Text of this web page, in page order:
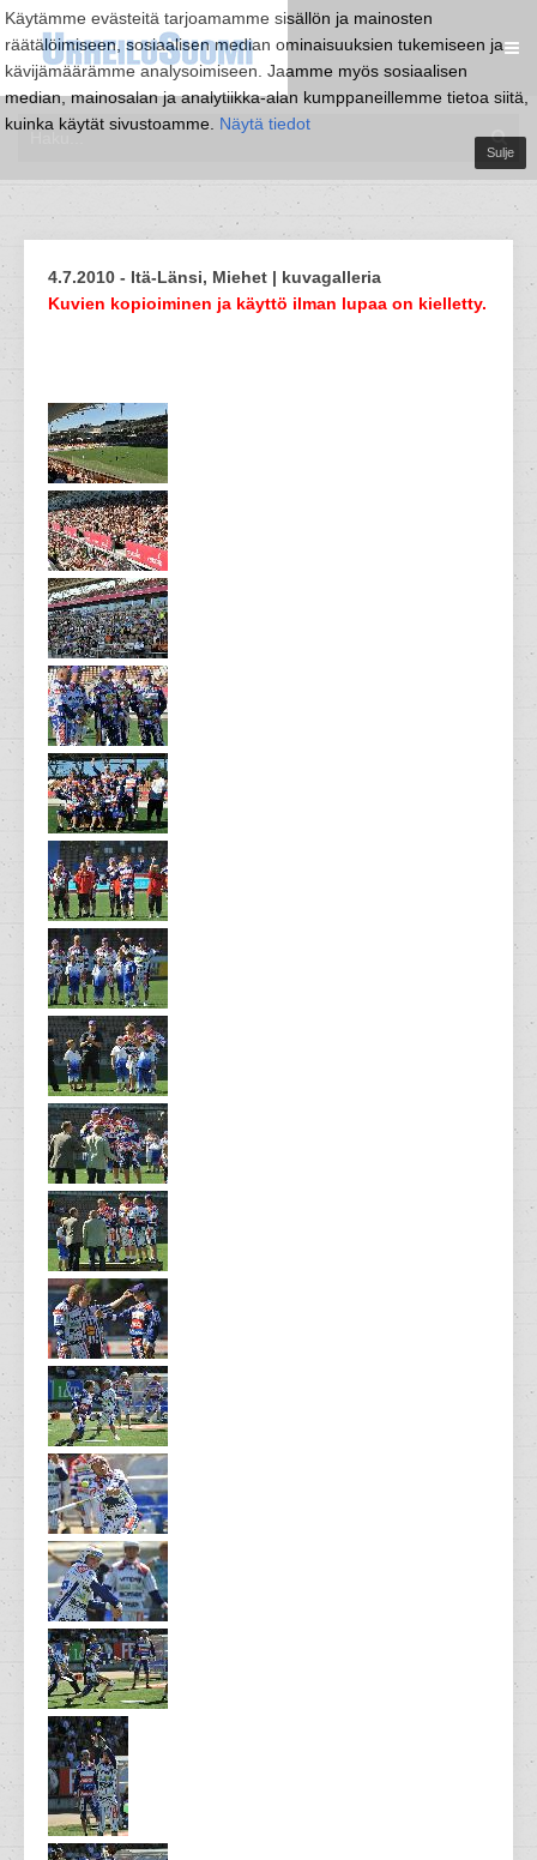
Käytämme evästeitä tarjoamamme sisällön ja mainosten
räätälöimiseen, sosiaalisen median ominaisuuksien tukemiseen ja
kävijämäärämme analysoimiseen. Jaamme myös sosiaalisen
median, mainosalan ja analytiikka-alan kumppaneillemme tietoa siitä,
kuinka käytät sivustoamme. Näytä tiedot
Sulje
4.7.2010 - Itä-Länsi, Miehet | kuvagalleria
Kuvien kopioiminen ja käyttö ilman lupaa on kielletty.